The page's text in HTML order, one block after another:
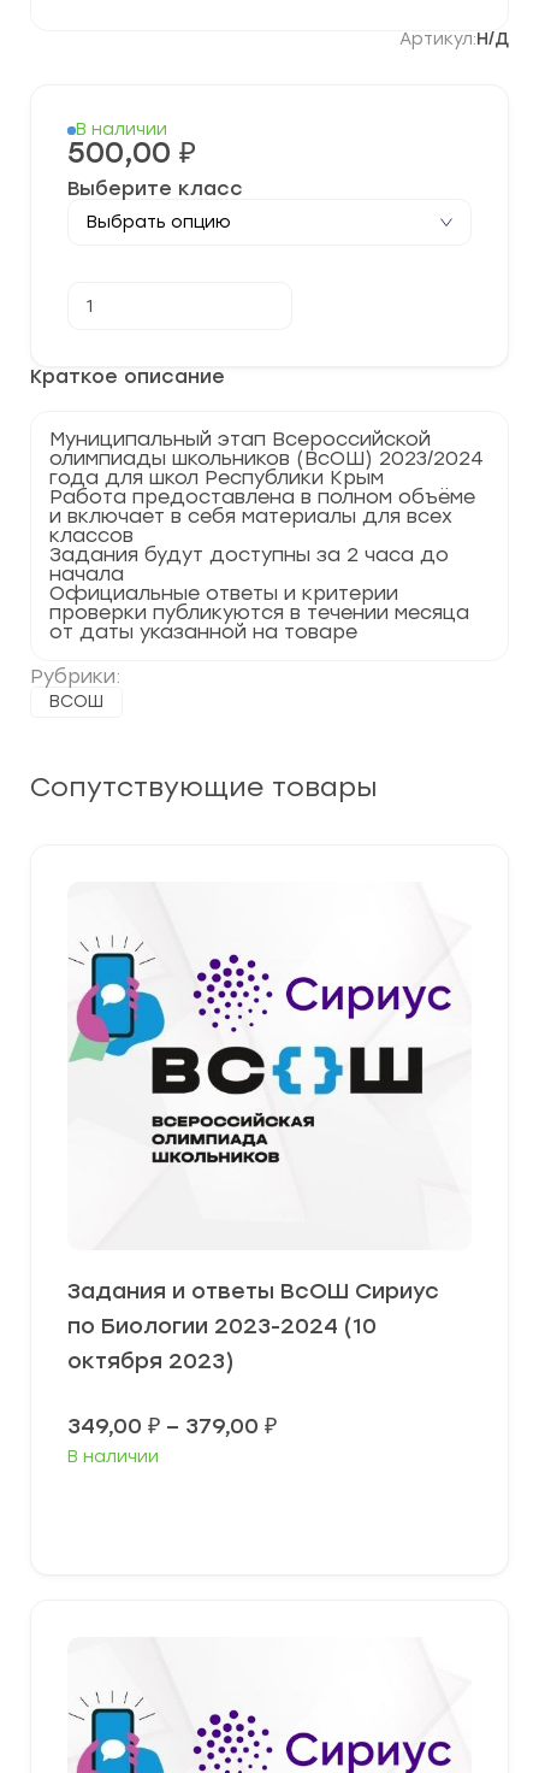
Артикул:Н/Д
Краткое описание
Муниципальный этап Всероссийской
олимпиады школьников (ВсОШ) 2023/2024
года для школ Республики Крым
Работа предоставлена в полном объёме
и включает в себя материалы для всех
классов
Задания будут доступны за 2 часа до
начала
Официальные ответы и критерии
проверки публикуются в течении месяца
от даты указанной на товаре
Рубрики:
ВСОШ
В наличии
500,00 ₽
Выберите класс
товара
этап
по
2024
г.
Республика
Крым
82
регион
Сопутствующие товары
Задания и ответы ВсОШ Сириус
по Биологии 2023-2024 (10
октября 2023)
349,00 ₽ – 379,00 ₽Диапазон
В наличии